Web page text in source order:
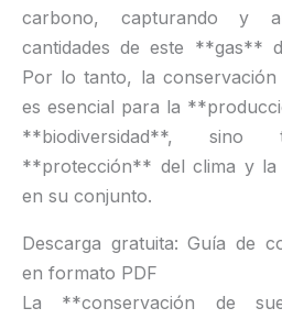
carbono, capturando y
cantidades de este **gas**
Por lo tanto, la
es esencial para la
**biodiversidad**,
**protección** del clima y
en su conjunto.
Descarga gratuita: Guía de
en formato PDF
La **conservación de